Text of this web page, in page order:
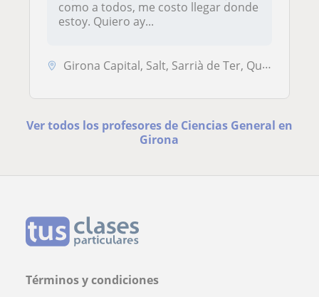
como a todos, me costo llegar donde
estoy. Quiero ay...
Girona Capital, Salt, Sarrià de Ter, Quart, Vilablareix
Ver todos los profesores de Ciencias General en
Girona
Términos y condiciones